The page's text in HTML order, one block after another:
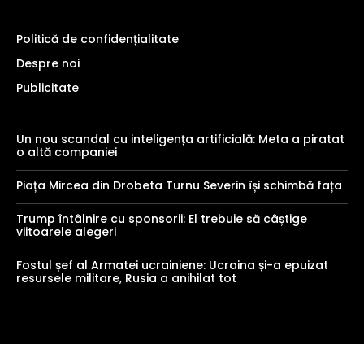
Politică de confidențialitate
Despre noi
Publicitate
Un nou scandal cu inteligența artificială: Meta a piratat
o altă companiei
Piața Mircea din Drobeta Turnu Severin își schimbă fața
Trump întâlnire cu sponsorii: El trebuie să câștige
viitoarele alegeri
Fostul șef al Armatei ucrainiene: Ucraina și-a epuizat
resursele militare, Rusia a anihilat tot